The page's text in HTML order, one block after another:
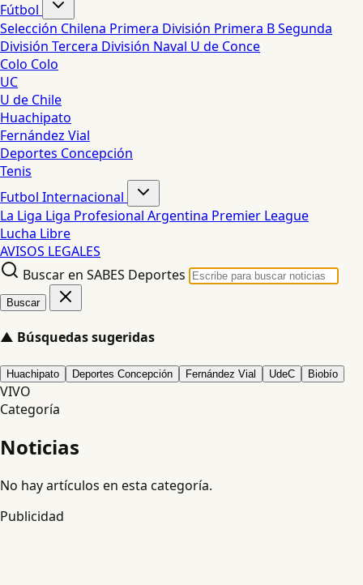
Fútbol
Selección Chilena Primera División Primera BSegunda
División Tercera División Naval U de Conce
Colo Colo
UC
U de Chile
Huachipato
Fernández Vial
Deportes Concepción
Tenis
Futbol Internacional
La Liga Liga Profesional Argentina Premier League
Lucha Libre
AVISOS LEGALES
Buscar en SABES Deportes
Buscar
▲ Búsquedas sugeridas
Huachipato Deportes Concepción Fernández Vial UdeC Biobío
VIVO
Categoría
Noticias
No hay artículos en esta categoría.
Publicidad